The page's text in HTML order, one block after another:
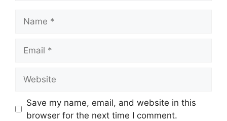
Save my name, email, and website in this
browser for the next time I comment.